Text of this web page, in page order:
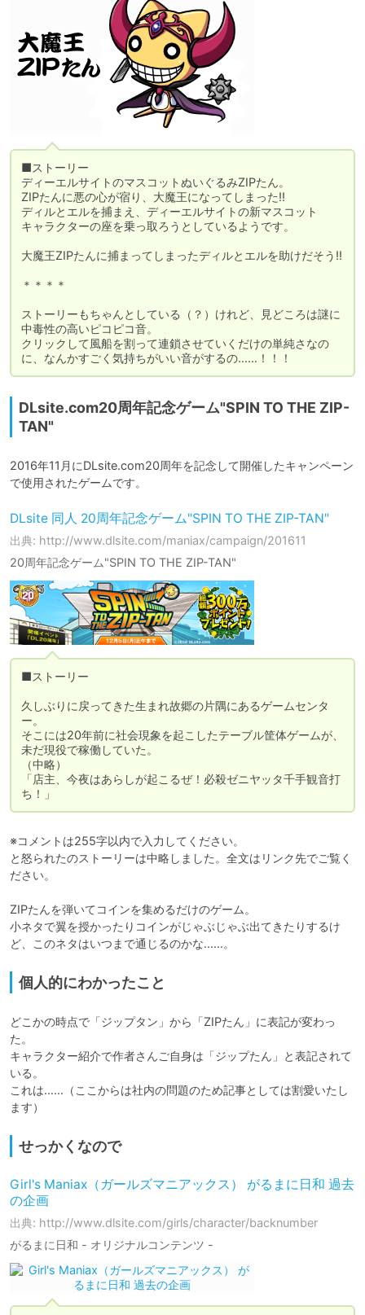
■ストーリー
ディーエルサイトのマスコットぬいぐるみZIPたん。
ZIPたんに悪の心が宿り、大魔王になってしまった!!
ディルとエルを捕まえ、ディーエルサイトの新マスコット
キャラクターの座を乗っ取ろうとしているようです。
大魔王ZIPたんに捕まってしまったディルとエルを助けだそう!!
＊＊＊＊
ストーリーもちゃんとしている（？）けれど、見どころは謎に
中毒性の高いピコピコ音。
クリックして風船を割って連鎖させていくだけの単純さなの
DLsite.com20周年記念ゲーム"SPIN TO THE ZIP-
TAN"
2016年11月にDLsite.com20周年を記念して開催したキャンペーン
で使用されたゲームです。
DLsite 同人 20周年記念ゲーム"SPIN TO THE ZIP-TAN"
出典: http://www.dlsite.com/maniax/campaign/201611
20周年記念ゲーム"SPIN TO THE ZIP-TAN"
■ストーリー
久しぶりに戻ってきた生まれ故郷の片隅にあるゲームセンタ
ー。
そこには20年前に社会現象を起こしたテーブル筐体ゲームが、
未だ現役で稼働していた。
（中略）
「店主、今夜はあらしが起こるぜ！必殺ゼニヤッタ千手観音打
※コメントは255字以内で入力してください。
と怒られたのストーリーは中略しました。全文はリンク先でご覧く
ださい。
ZIPたんを弾いてコインを集めるだけのゲーム。
小ネタで翼を授かったりコインがじゃぶじゃぶ出てきたりするけ
ど、このネタはいつまで通じるのかな……。
個人的にわかったこと
どこかの時点で「ジップタン」から「ZIPたん」に表記が変わっ
た。
キャラクター紹介で作者さんご自身は「ジップたん」と表記されて
いる。
これは……（ここからは社内の問題のため記事としては割愛いたし
せっかくなので
Girl's Maniax（ガールズマニアックス） がるまに日和 過去
の企画
出典: http://www.dlsite.com/girls/character/backnumber
がるまに日和 - オリジナルコンテンツ -